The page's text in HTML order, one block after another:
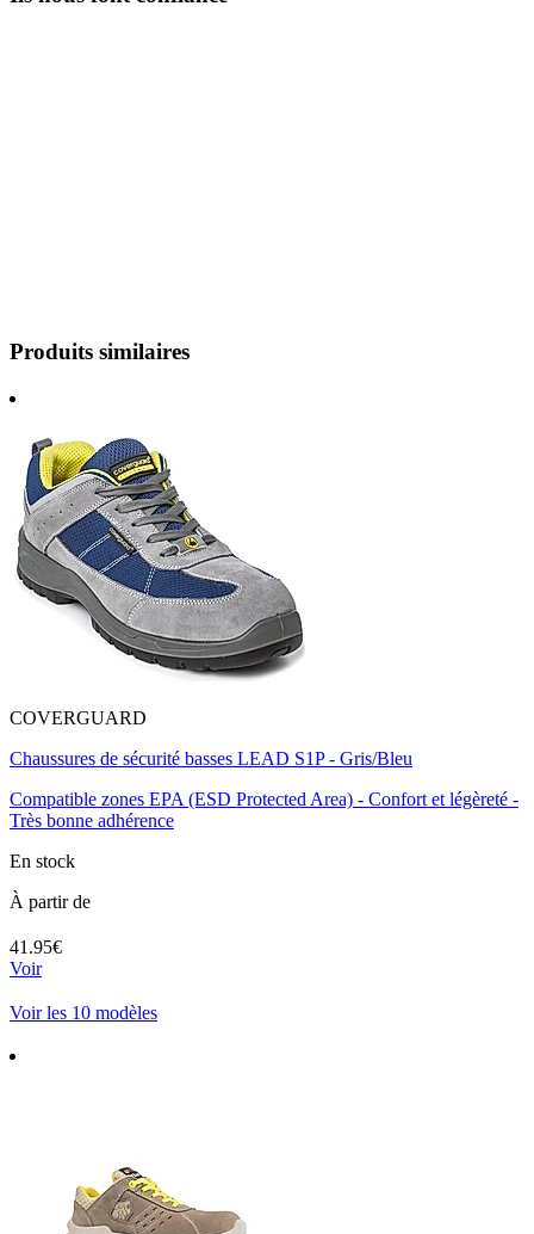
Produits similaires
COVERGUARD
Chaussures de sécurité basses LEAD S1P - Gris/Bleu
Compatible zones EPA (ESD Protected Area) - Confort et légèreté -
Très bonne adhérence
En stock
À partir de
41.95€
Voir
Voir les 10 modèles